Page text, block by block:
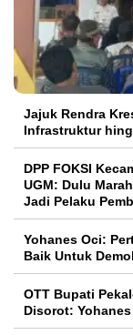
Jajuk Rendra
Infrastruktur
DPP FOKSI
UGM: Dulu
Jadi Pelaku
Yohanes Oci:
Baik Untuk
OTT Bupati
Disorot: